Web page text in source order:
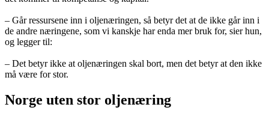
– Går ressursene inn i oljenæringen, så betyr det at de ikke går inn i
de andre næringene, som vi kanskje har enda mer bruk for, sier hun,
og legger til:
– Det betyr ikke at oljenæringen skal bort, men det betyr at den ikke
må være for stor.
Norge uten stor oljenæring